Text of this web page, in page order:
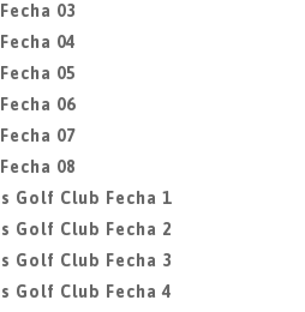
03
04
05
06
07
08
Golf Club Fecha 1
Golf Club Fecha 2
Golf Club Fecha 3
Golf Club Fecha 4